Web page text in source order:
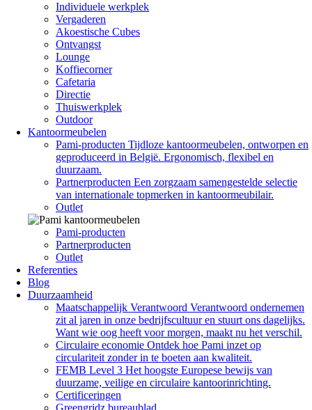
Individuele werkplek
Vergaderen
Akoestische Cubes
Ontvangst
Lounge
Koffiecorner
Cafetaria
Directie
Thuiswerkplek
Outdoor
Kantoormeubelen
Pami-producten Tijdloze kantoormeubelen, ontworpen en
geproduceerd in België. Ergonomisch, flexibel en
duurzaam.
Partnerproducten Een zorgzaam samengestelde selectie
van internationale topmerken in kantoormeubilair.
Outlet
Pami-producten
Partnerproducten
Outlet
Referenties
Blog
Duurzaamheid
Maatschappelijk Verantwoord Verantwoord ondernemen
zit al jaren in onze bedrijfscultuur en stuurt ons dagelijks.
Want wie oog heeft voor morgen, maakt nu het verschil.
Circulaire economie Ontdek hoe Pami inzet op
circulariteit zonder in te boeten aan kwaliteit.
FEMB Level 3 Het hoogste Europese bewijs van
duurzame, veilige en circulaire kantoorinrichting.
Certificeringen
Greengridz bureaublad